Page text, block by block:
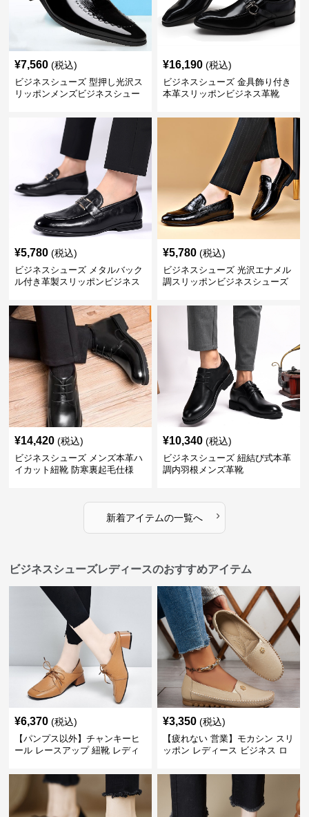
¥7,560 (税込)
ビジネスシューズ 型押し光沢ス
リッポンメンズビジネスシュー
¥16,190 (税込)
ビジネスシューズ 金具飾り付き
本革スリッポンビジネス革靴
¥5,780 (税込)
ビジネスシューズ メタルバック
ル付き革製スリッポンビジネス
¥5,780 (税込)
ビジネスシューズ 光沢エナメル
調スリッポンビジネスシューズ
¥14,420 (税込)
ビジネスシューズ メンズ本革ハ
イカット紐靴 防寒裏起毛仕様
¥10,340 (税込)
ビジネスシューズ 紐結び式本革
調内羽根メンズ革靴
新着アイテムの一覧へ ›
ビジネスシューズレディースのおすすめアイテム
¥6,370 (税込)
【パンプス以外】チャンキーヒ
ール レースアップ 紐靴 レディ
ーツ スクエアトゥ 歩きやすい
¥3,350 (税込)
【疲れない 営業】モカシン スリ
ッポン レディース ビジネス ロ
ジュアル パンプス以外